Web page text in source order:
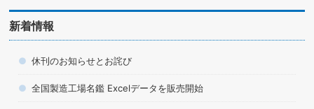
新着情報
休刊のお知らせとお詫び
全国製造工場名鑑 Excelデータを販売開始